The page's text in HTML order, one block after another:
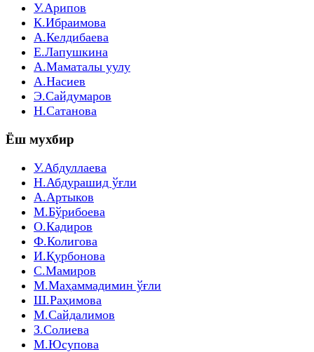
У.Арипов
К.Ибраимова
А.Келдибаева
Е.Лапушкина
А.Маматалы уулу
А.Насиев
Э.Сайдумаров
Н.Сатанова
Ёш мухбир
У.Абдуллаева
Н.Абдурашид ўғли
А.Артыков
М.Бўрибоева
О.Кадиров
Ф.Колигова
И.Қурбонова
С.Мамиров
М.Маҳаммадимин ўғли
Ш.Раҳимова
М.Сайдалимов
З.Солиева
М.Юсупова